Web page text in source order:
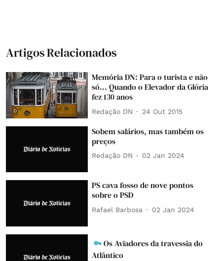
Artigos Relacionados
Memória DN: Para o turista e não
só... Quando o Elevador da Glória
fez 130 anos
Redação DN 24 Out 2015
Sobem salários, mas também os
preços
Redação DN 02 Jan 2024
PS cava fosso de nove pontos
sobre o PSD
Rafael Barbosa 02 Jan 2024
Os Aviadores da travessia do
Atlântico